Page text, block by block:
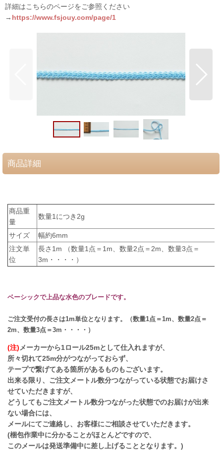
詳細はこちらのページをご参照ください
→ https://www.fsjouy.com/page/1
商品詳細
商品重
量
数量1につき2g
サイズ
幅約6mm
注文単
位
長さ1m （数量1点＝1m、数量2点＝2m、数量3点＝
3m・・・・）
ベーシックで上品な水色のブレードです。
ご注文受付の長さは1m単位となります。（数量1点＝1m、数量2点＝
2m、数量3点＝3m・・・・）
(注) メーカーから1ロール25mとして仕入れますが、
所々切れて25m分がつながっておらず、
テープで繋げてある箇所があるものもございます。
出来る限り、ご注文メートル数分つながっている状態でお届けさ
せていただきますが、
どうしてもご注文メートル数分つながった状態でのお届けが出来
ない場合には、
メールにてご連絡し、お客様にご相談させていただきます。
(梱包作業中に分かることがほとんどですので、
このメールは発送準備中に差し上げることとなります。)